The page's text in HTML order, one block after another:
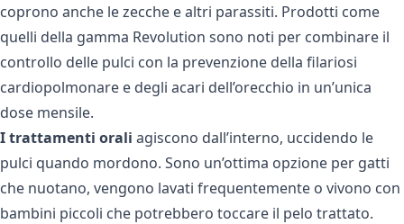
coprono anche le zecche e altri parassiti. Prodotti come
quelli della gamma Revolution sono noti per combinare il
controllo delle pulci con la prevenzione della filariosi
cardiopolmonare e degli acari dell’orecchio in un’unica
dose mensile.
I trattamenti orali agiscono dall’interno, uccidendo le
pulci quando mordono. Sono un’ottima opzione per gatti
che nuotano, vengono lavati frequentemente o vivono con
bambini piccoli che potrebbero toccare il pelo trattato.